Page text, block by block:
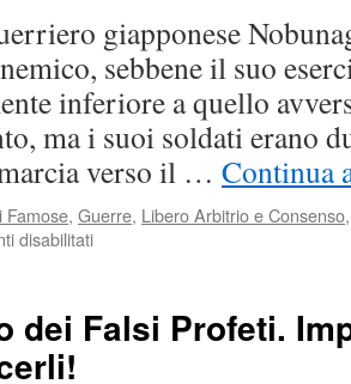
giapponese
sebbene il suo
inferiore a quello
ma i suoi soldati erano
verso il … Continua
Famose, Guerre, Libero Arbitrio e Consenso
disabilitatisu
stesso
dei Falsi Profeti.